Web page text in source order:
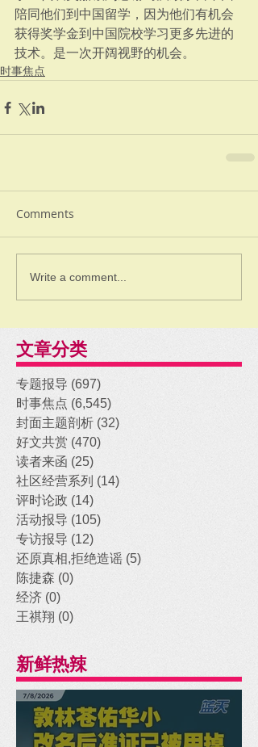
陪同他们到中国留学，因为他们有机会
获得奖学金到中国院校学习更多先进的
技术。是一次开阔视野的机会。
时事焦点
Comments
Write a comment...
文章分类
专题报导 (697)
时事焦点 (6,545)
封面主题剖析 (32)
好文共赏 (470)
读者来函 (25)
社区经营系列 (14)
评时论政 (14)
活动报导 (105)
专访报导 (12)
还原真相,拒绝造谣 (5)
陈捷森 (0)
经济 (0)
王祺翔 (0)
新鲜热辣